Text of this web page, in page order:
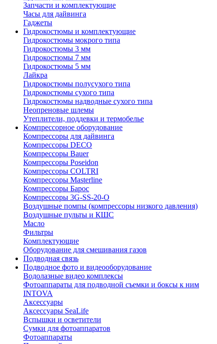
Запчасти и комплектующие
Часы для дайвинга
Гаджеты
Гидрокостюмы и комплектующие
Гидрокостюмы мокрого типа
Гидрокостюмы 3 мм
Гидрокостюмы 7 мм
Гидрокостюмы 5 мм
Лайкра
Гидрокостюмы полусухого типа
Гидрокостюмы сухого типа
Гидрокостюмы надводные сухого типа
Неопреновые шлемы
Утеплители, поддевки и термобелье
Компрессорное оборудование
Компрессоры для дайвинга
Компрессоры DECO
Компрессоры Bauer
Компрессоры Poseidon
Компрессоры COLTRI
Компрессоры Masterline
Компрессоры Барос
Компрессоры 3G-SS-20-O
Воздушные помпы (компрессоры низкого давления)
Воздушные пульты и КШС
Масло
Фильтры
Комплектующие
Оборудование для смешивания газов
Подводная связь
Подводное фото и видеооборудование
Водолазные видео комплексы
Фотоаппараты для подводной съемки и боксы к ним
INTOVA
Аксессуары
Аксессуары SeaLife
Вспышки и осветители
Сумки для фотоаппаратов
Фотоаппараты